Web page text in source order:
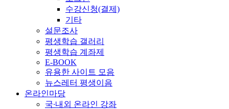
수강신청(결제)
기타
설문조사
평생학습 갤러리
평생학습 계좌제
E-BOOK
유용한 사이트 모음
뉴스레터 평생이음
온라인마당
국∙내외 온라인 강좌